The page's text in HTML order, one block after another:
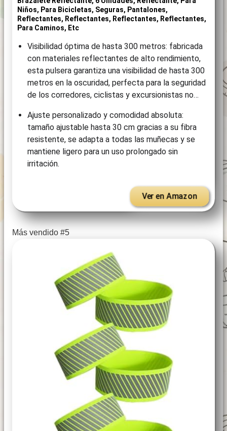
Niños, Para Bicicletas, Seguras, Pantalones,
Reflectantes, Reflectantes, Reflectantes, Reflectantes,
Para Caminos, Etc
Visibilidad óptima de hasta 300 metros: fabricada
con materiales reflectantes de alto rendimiento,
esta pulsera garantiza una visibilidad de hasta 300
metros en la oscuridad, perfecta para la seguridad
de los corredores, ciclistas y excursionistas no…
Ajuste personalizado y comodidad absoluta:
tamaño ajustable hasta 30 cm gracias a su fibra
resistente, se adapta a todas las muñecas y se
mantiene ligero para un uso prolongado sin
irritación.
Ver en Amazon
Más vendido #5